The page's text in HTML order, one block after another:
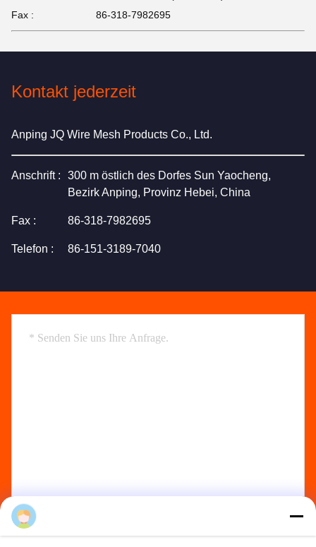
Fax :
86-318-7982695
Kontakt jederzeit
Anping JQ Wire Mesh Products Co., Ltd.
Anschrift :
300 m östlich des Dorfes Sun Yaocheng,
Bezirk Anping, Provinz Hebei, China
Fax : 86-318-7982695
Telefon : 86-151-3189-7040